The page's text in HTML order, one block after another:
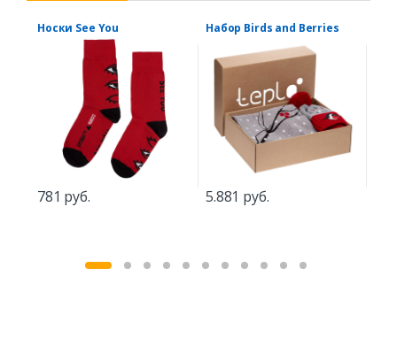
Носки See You
781 руб.
Набор Birds and Berries
5.881 руб.